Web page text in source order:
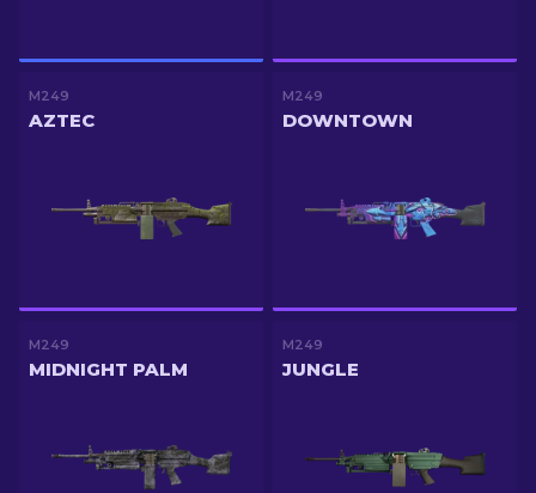
M249
AZTEC
M249
DOWNTOWN
M249
MIDNIGHT PALM
M249
JUNGLE